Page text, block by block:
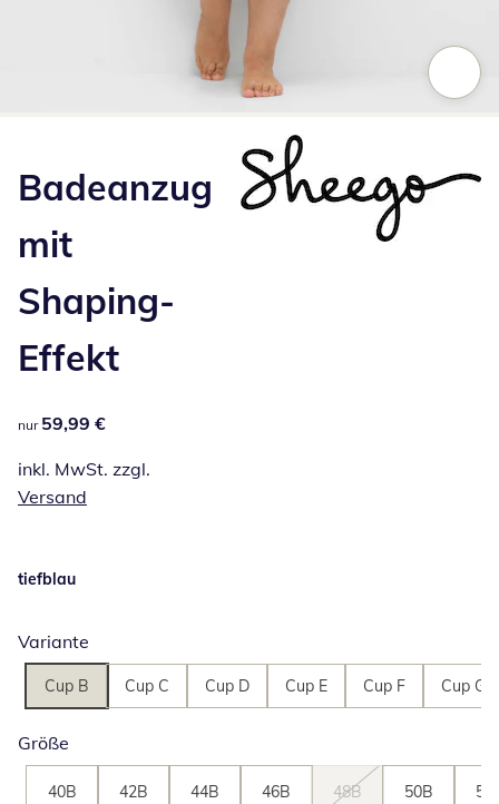
Badeanzug
mit
Shaping-
Effekt
59,99 €
nur 59,99 €
inkl. MwSt. zzgl.
Versand
tiefblau
Variante
Cup B Cup C Cup D Cup E Cup F Cup G
Größe
40B 42B 44B 46B 48B 50B